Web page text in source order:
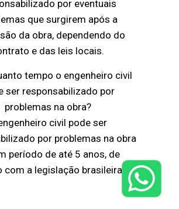
por eventuais
que surgirem após a
da obra, dependendo do
e das leis locais.
tempo o engenheiro civil
ser responsabilizado por
problemas na obra?
civil pode ser
por problemas na obra
período de até 5 anos, de
com a legislação brasileira.